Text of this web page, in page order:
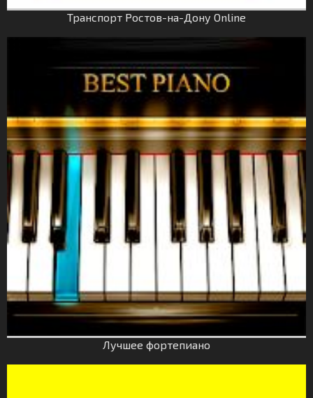
Транспорт Ростов-на-Дону Online
Лучшее фортепиано